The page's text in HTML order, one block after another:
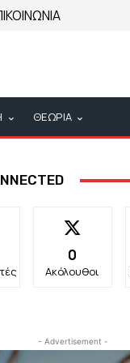
ΘΕΩΡΙΑ
0
Ακόλουθοι
- Advertisement -